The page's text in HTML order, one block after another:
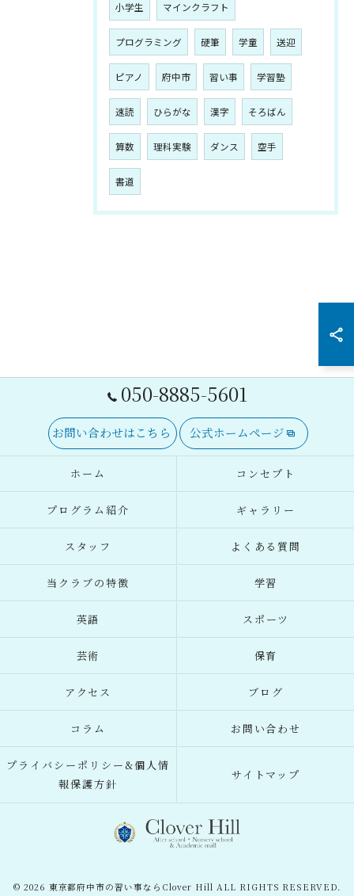
小学生 マインクラフト
プログラミング 硬筆 学童 送迎
ピアノ 府中市 習い事 学習塾
速読 ひらがな 漢字 そろばん
算数 理科実験 ダンス 空手
書道
050-8885-5601
お問い合わせはこちら 公式ホームページ
ホーム コンセプト
プログラム紹介 ギャラリー
スタッフ よくある質問
当クラブの特徴 学習
英語 スポーツ
芸術 保育
アクセス ブログ
コラム お問い合わせ
プライバシーポリシー&個人情
報保護方針
サイトマップ
© 2026 東京都府中市の習い事ならClover Hill ALL RIGHTS RESERVED.